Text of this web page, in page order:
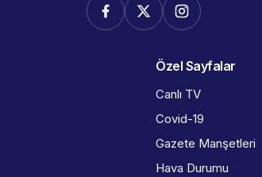
Özel Sayfalar
Canlı TV
Covid-19
Gazete Manşetleri
Hava Durumu